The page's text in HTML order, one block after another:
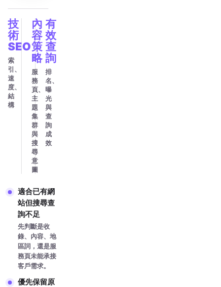
技
術
SEO
索
引、
速
度、
結
構
內
容
策
略
服
務
頁、
主
題
集
群
與
搜
尋
意
圖
有
效
查
詢
排
名、
曝
光
與
查
詢
成
效
適合已有網
站但搜尋查
詢不足
先判斷是收
錄、內容、地
區詞，還是服
務頁未能承接
客戶需求。
優先保留原